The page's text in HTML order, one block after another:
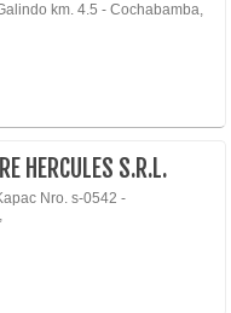
km. 4.5 - Cochabamba,
HERCULES S.R.L.
Nro. s-0542 -